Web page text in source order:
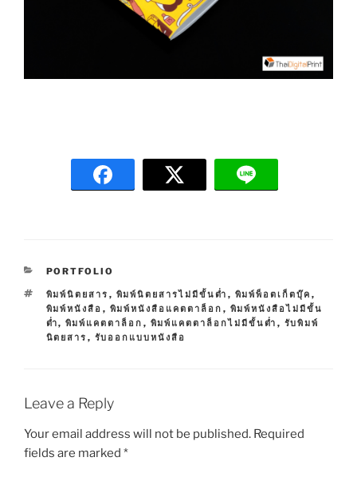
C
T
E
G
O
S
PORTFOLIO
T
A
G
S
พิมพ์นิตยสาร , พิมพ์นิตยสารไม่มีขั้นต่ำ , พิมพ์พ็อตเก็ตบุ๊ค ,
พิมพ์หนังสือ , พิมพ์หนังสือแคตตาล็อก , พิมพ์หนังสือไม่มีขั้น
ต่ำ, พิมพ์แคตตาล็อก , พิมพ์แคตตาล็อกไม่มีขั้นต่ำ , รับพิมพ์
นิตยสาร , รับออกแบบหนังสือ
Leave a Reply
Your email address will not be published. Required
fields are marked *